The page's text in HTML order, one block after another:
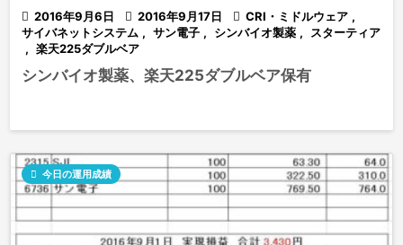
 2016年9月6日  2016年9月17日  CRI・ミドルウェア ,
サイバネットシステム , サン電子 , シンバイオ製薬 ,
スターティア
, 楽天225ダブルベア
シンバイオ製薬、楽天225ダブルベア保有
 今日の運用成績